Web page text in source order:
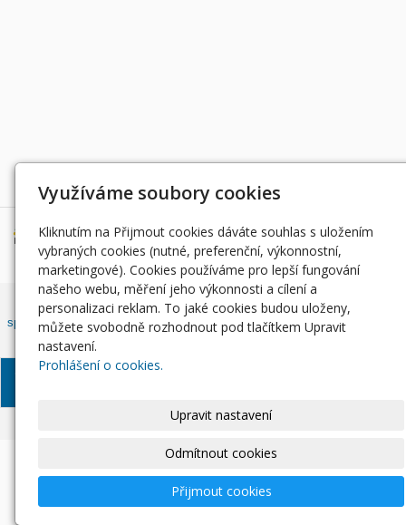
Děkujeme za podporu
Český rybářský svaz, z. s. , Západočeský územní svaz zapsán ve
spolkovém rejstříku, vedeným Městským soudem v Praze, oddíl L, vložka
© Západočeský územní
Využíváme soubory cookies
Kliknutím na Přijmout cookies dáváte souhlas s uložením
vybraných cookies (nutné, preferenční, výkonnostní,
marketingové). Cookies používáme pro lepší fungování
našeho webu, měření jeho výkonnosti a cílení a
personalizaci reklam. To jaké cookies budou uloženy,
můžete svobodně rozhodnout pod tlačítkem Upravit
nastavení.
Prohlášení o cookies.
Upravit nastavení
Odmítnout cookies
Přijmout cookies